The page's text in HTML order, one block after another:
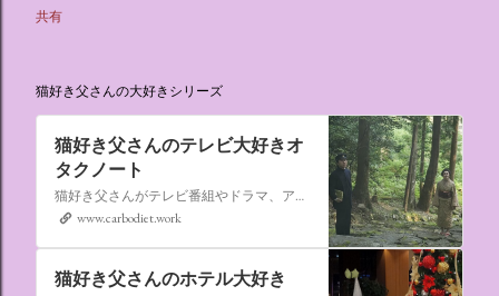
共有
猫好き父さんの大好きシリーズ
猫好き父さんのテレビ大好きオ
タクノート
猫好き父さんがテレビ番組やドラマ、アニメ、特撮ヒーロー,そしてダイエットについて書いたブログです。
www.carbodiet.work
猫好き父さんのホテル大好き